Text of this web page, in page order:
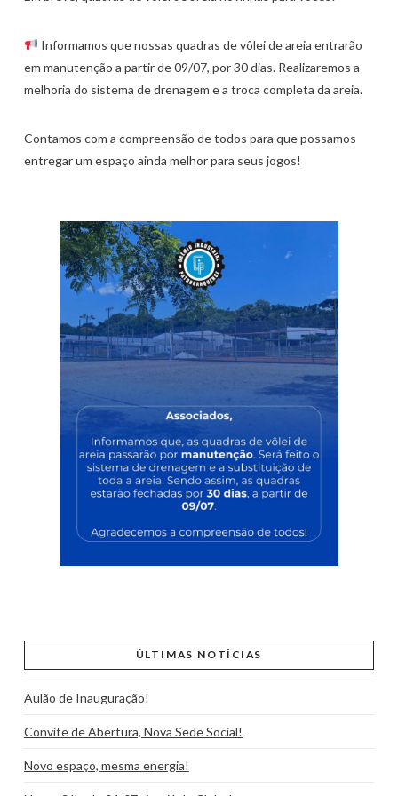
Informamos que nossas quadras de vôlei de areia entrarão
em manutenção a partir de 09/07, por 30 dias. Realizaremos a
melhoria do sistema de drenagem e a troca completa da areia.
Contamos com a compreensão de todos para que possamos
entregar um espaço ainda melhor para seus jogos!
ÚLTIMAS NOTÍCIAS
Aulão de Inauguração!
Convite de Abertura, Nova Sede Social!
Novo espaço, mesma energia!